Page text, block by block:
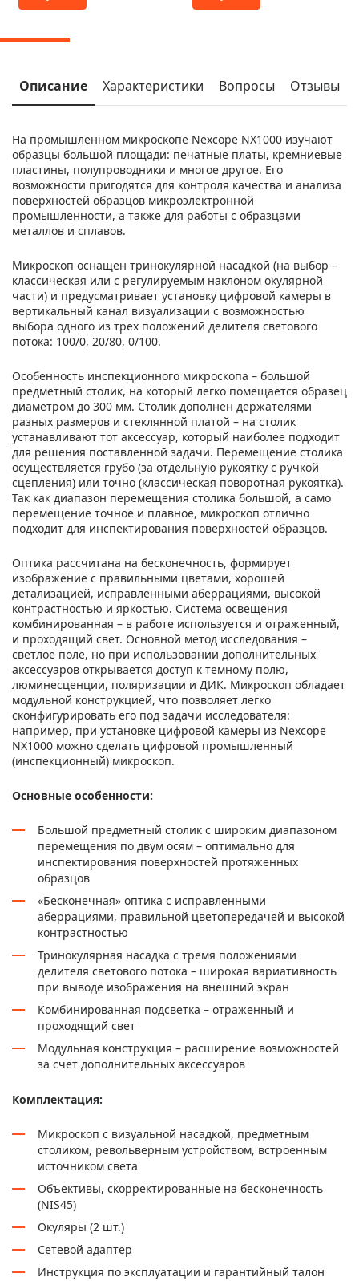
Описание Характеристики Вопросы Отзывы
На промышленном микроскопе Nexcope NX1000 изучают
образцы большой площади: печатные платы, кремниевые
пластины, полупроводники и многое другое. Его
возможности пригодятся для контроля качества и анализа
поверхностей образцов микроэлектронной
промышленности, а также для работы с образцами
металлов и сплавов.
Микроскоп оснащен тринокулярной насадкой (на выбор –
классическая или с регулируемым наклоном окулярной
части) и предусматривает установку цифровой камеры в
вертикальный канал визуализации с возможностью
выбора одного из трех положений делителя светового
потока: 100/0, 20/80, 0/100.
Особенность инспекционного микроскопа – большой
предметный столик, на который легко помещается образец
диаметром до 300 мм. Столик дополнен держателями
разных размеров и стеклянной платой – на столик
устанавливают тот аксессуар, который наиболее подходит
для решения поставленной задачи. Перемещение столика
осуществляется грубо (за отдельную рукоятку с ручкой
сцепления) или точно (классическая поворотная рукоятка).
Так как диапазон перемещения столика большой, а само
перемещение точное и плавное, микроскоп отлично
подходит для инспектирования поверхностей образцов.
Оптика рассчитана на бесконечность, формирует
изображение с правильными цветами, хорошей
детализацией, исправленными аберрациями, высокой
контрастностью и яркостью. Система освещения
комбинированная – в работе используется и отраженный,
и проходящий свет. Основной метод исследования –
светлое поле, но при использовании дополнительных
аксессуаров открывается доступ к темному полю,
люминесценции, поляризации и ДИК. Микроскоп обладает
модульной конструкцией, что позволяет легко
сконфигурировать его под задачи исследователя:
например, при установке цифровой камеры из Nexcope
NX1000 можно сделать цифровой промышленный
(инспекционный) микроскоп.
Основные особенности:
Большой предметный столик с широким диапазоном
перемещения по двум осям – оптимально для
инспектирования поверхностей протяженных
образцов
«Бесконечная» оптика с исправленными
аберрациями, правильной цветопередачей и высокой
контрастностью
Тринокулярная насадка с тремя положениями
делителя светового потока – широкая вариативность
при выводе изображения на внешний экран
Комбинированная подсветка – отраженный и
проходящий свет
Модульная конструкция – расширение возможностей
за счет дополнительных аксессуаров
Комплектация:
Микроскоп с визуальной насадкой, предметным
столиком, револьверным устройством, встроенным
источником света
Объективы, скорректированные на бесконечность
(NIS45)
Окуляры (2 шт.)
Сетевой адаптер
Инструкция по эксплуатации и гарантийный талон